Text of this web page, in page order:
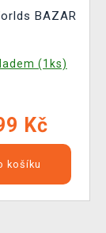
BAZAR
(1ks)
Kč
košíku